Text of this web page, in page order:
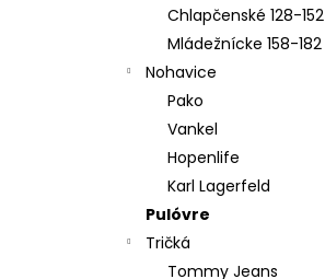
Chlapčenské 128-152
Mládežnícke 158-182
Nohavice
Pako
Vankel
Hopenlife
Karl Lagerfeld
Pulóvre
Tričká
Tommy Jeans